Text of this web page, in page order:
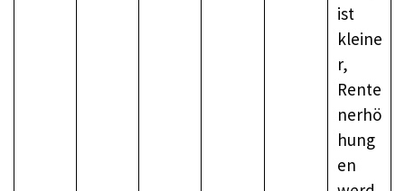
ist
kleine
r,
Rente
nerhö
hung
en